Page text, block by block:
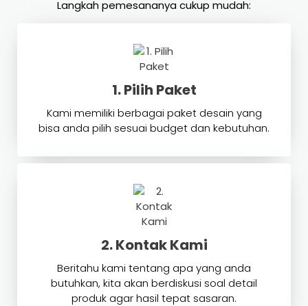
Langkah pemesananya cukup mudah:
1. Pilih Paket
Kami memiliki berbagai paket desain yang
bisa anda pilih sesuai budget dan kebutuhan.
2. Kontak Kami
Beritahu kami tentang apa yang anda
butuhkan, kita akan berdiskusi soal detail
produk agar hasil tepat sasaran.